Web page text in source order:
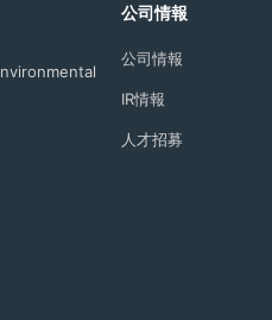
公司情報
公司情報
IR情報
人才招募